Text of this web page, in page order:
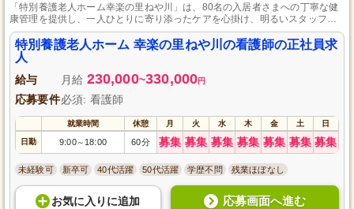
「特別養護老人ホーム幸楽の里ねや川」は、80名の入居者さまへの丁寧な健
康管理を提供し、一人ひとりに寄り添ったケアを心掛け、明るいスタッフと
自由な風通しの良い職場環境を誇りにしています。
特別養護老人ホーム 幸楽の里ねや川の看護師の正社員求
人
給与 月給 230,000~330,000円
応募要件必須: 看護師
就業時間 休憩 月 火 水 木 金 土 日
日勤 9:00～ 18:00 60分 募集 募集 募集 募集 募集 募集 募集
未経験可 新卒可 40代活躍 50代活躍 学歴不問 残業ほぼなし
お気に入り に追加 応募画面へ進む